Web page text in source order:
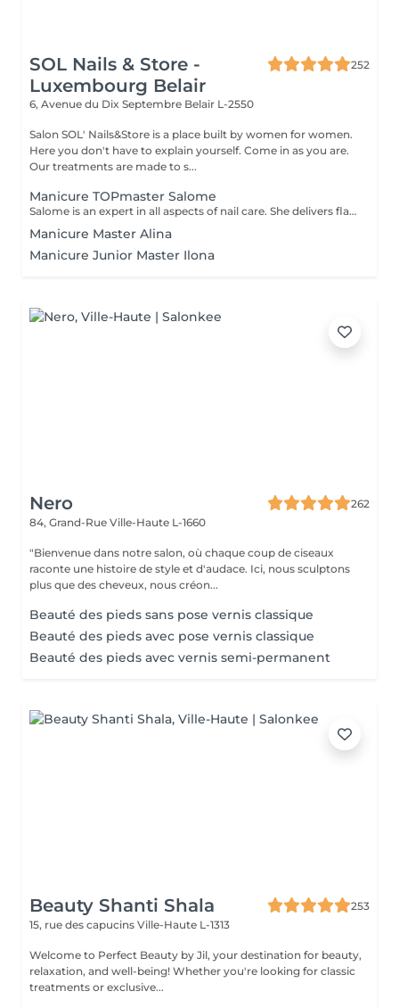
SOL Nails & Store -
Luxembourg Belair
252
6, Avenue du Dix Septembre Belair L-2550
Salon SOL' Nails&Store is a place built by women for women.
Here you don't have to explain yourself. Come in as you are.
Our treatments are made to s...
Manicure TOPmaster Salome
Salome is an expert in all aspects of nail care. She delivers flawless results in just 1 hour while maintaining high quality, leaving you feeling happy every time. From a basic manicure to complex services like extensions, designs, and nail art, she offers a full range of professional treatments. *And if you sacrifice your lunch break for an appointment, don't worryyou'll still have some time to enjoy your meal!
Manicure Master Alina
Manicure Junior Master Ilona
Nero
262
84, Grand-Rue Ville-Haute L-1660
"Bienvenue dans notre salon, où chaque coup de ciseaux
raconte une histoire de style et d'audace. Ici, nous sculptons
plus que des cheveux, nous créon...
Beauté des pieds sans pose vernis classique
Beauté des pieds avec pose vernis classique
Beauté des pieds avec vernis semi-permanent
Beauty Shanti Shala
253
15, rue des capucins Ville-Haute L-1313
Welcome to Perfect Beauty by Jil, your destination for beauty,
relaxation, and well-being! Whether you're looking for classic
treatments or exclusive...